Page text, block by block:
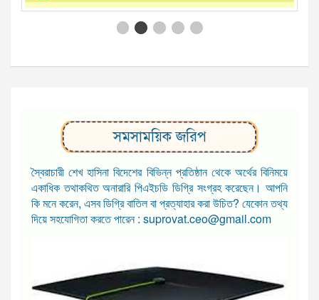
সমসাময়িক জরিপ
স্বৈরাচারী শেখ হাসিনা বিদেশের বিভিন্ন প্রতিষ্ঠান থেকে অর্থের বিনিময়ে
একাধিক তথাকথিত অনারারি পিএইচডি ডিগ্রি সংগ্রহ করেছেন। আপনি
কি মনে করেন, এসব ডিগ্রি বাতিল বা প্রত্যাহার করা উচিত? যেকোন তথ্য
দিয়ে সহযোগিতা করতে পারেন : suprovat.ceo@gmail.com